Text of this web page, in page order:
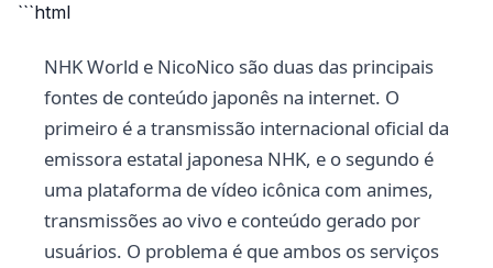
```html
NHK World e NicoNico são duas das principais
fontes de conteúdo japonês na internet. O
primeiro é a transmissão internacional oficial da
emissora estatal japonesa NHK, e o segundo é
uma plataforma de vídeo icônica com animes,
transmissões ao vivo e conteúdo gerado por
usuários. O problema é que ambos os serviços